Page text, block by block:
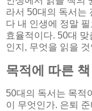
라서 50대의 독서는
다 내 인생에 정말
효율적이다. 50대
인지, 무엇을 읽을
목적에 따른
50대의 독서는 목적
이 무엇인가. 은퇴